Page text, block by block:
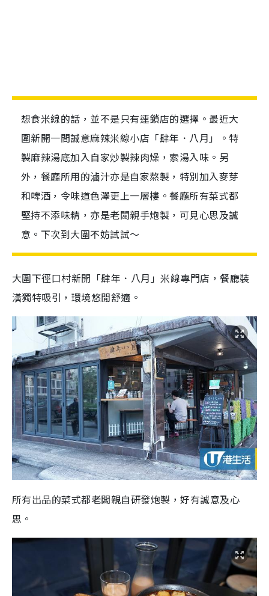
想食米線的話，並不是只有連鎖店的選擇。最近大
圍新開一間誠意麻辣米線小店「肆年．八月」。特
製麻辣湯底加入自家炒製辣肉燥，索湯入味。另
外，餐廳所用的滷汁亦是自家熬製，特別加入麥芽
和啤酒，令味道色澤更上一層樓。餐廳所有菜式都
堅持不添味精，亦是老闆親手炮製，可見心思及誠
意。下次到大圍不妨試試～
大圍下徑口村新開「肆年．八月」米線專門店，餐廳裝
潢獨特吸引，環境悠閒舒適。
所有出品的菜式都老闆親自研發炮製，好有誠意及心
思。